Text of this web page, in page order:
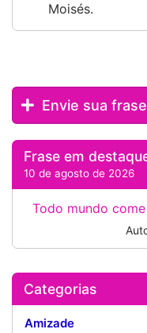
Moisés.
Envie sua
Frase em
10 de agosto de 2026
Todo mundo
Categorias
Amizade